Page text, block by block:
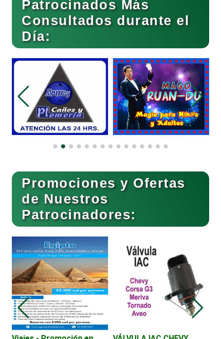
Bebidas
Belleza
Bordados y Estampados
Boutiques
Buceo
Cafeterías
Cajas de Ahorro
Cámaras de Comercio
Camiones para Fletes
Patrocinados Más
Consultados durante el
Día:
Promociones y Ofertas
de Nuestros
Patrocinadores: